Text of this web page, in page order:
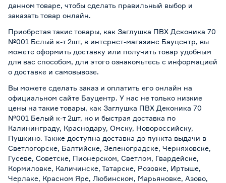
данном товаре, чтобы сделать правильный выбор и
заказать товар онлайн.
Приобретая такие товары, как Заглушка ПВХ Деконика 70
№001 Белый к-т 2шт, в интернет-магазине Бауцентр, вы
можете оформить доставку или получить товар удобным
для вас способом, для этого ознакомьтесь с информацией
о доставке и самовывозе.
Вы можете сделать заказ и оплатить его онлайн на
официальном сайте Бауцентр. У нас не только низкие
цены на такие товары, как Заглушка ПВХ Деконика 70
№001 Белый к-т 2шт, но и быстрая доставка по
Калининграду, Краснодару, Омску, Новороссийску,
Пушкино. Также доступна доставка до пункта выдачи в
Светлогорске, Балтийске, Зеленоградске, Черняховске,
Гусеве, Советске, Пионерском, Светлом, Гвардейске,
Кормиловке, Каличинске, Татарске, Розовке, Иртыше,
Черлаке, Красном Яре, Любинском, Марьяновке, Азово,